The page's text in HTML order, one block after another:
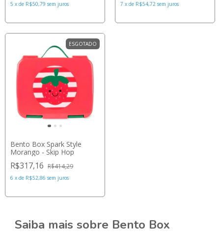
5 x de R$50,79 sem juros 7 x de R$54,72 sem juros
ESGOTADO
Bento Box Spark Style
Morango - Skip Hop
R$317,16 R$414,29
6 x de R$52,86 sem juros
Saiba mais sobre Bento Box